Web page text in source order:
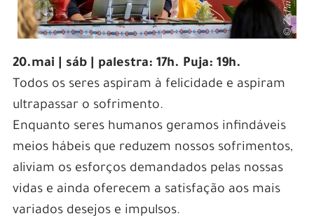
20.mai | sáb | palestra: 17h. Puja: 19h.
Todos os seres aspiram à felicidade e aspiram
ultrapassar o sofrimento.
Enquanto seres humanos geramos infindáveis
meios hábeis que reduzem nossos sofrimentos,
aliviam os esforços demandados pelas nossas
vidas e ainda oferecem a satisfação aos mais
variados desejos e impulsos.